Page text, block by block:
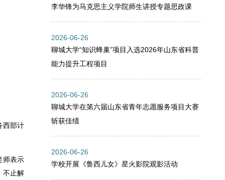
西部计
师表示
不止解
李华锋为马克思主义学院师生讲授专题思政课
2026-06-26
聊城大学“知识蜂巢”项目入选2026年山东省科普
能力提升工程项目
2026-06-26
聊城大学在第六届山东省青年志愿服务项目大赛
斩获佳绩
2026-06-26
学校开展《鲁西儿女》星火影院观影活动